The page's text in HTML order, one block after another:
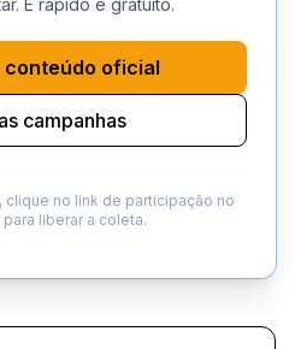
É rápido e gratuito.
oficial
campanhas
no link de participação no
liberar a coleta.